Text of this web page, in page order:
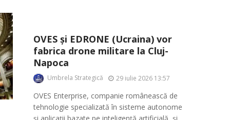
OVES și EDRONE (Ucraina) vor
fabrica drone militare la Cluj-
Napoca
Umbrela Strategică 29 iulie 2026 13:57
OVES Enterprise, companie românească de
tehnologie specializată în sisteme autonome